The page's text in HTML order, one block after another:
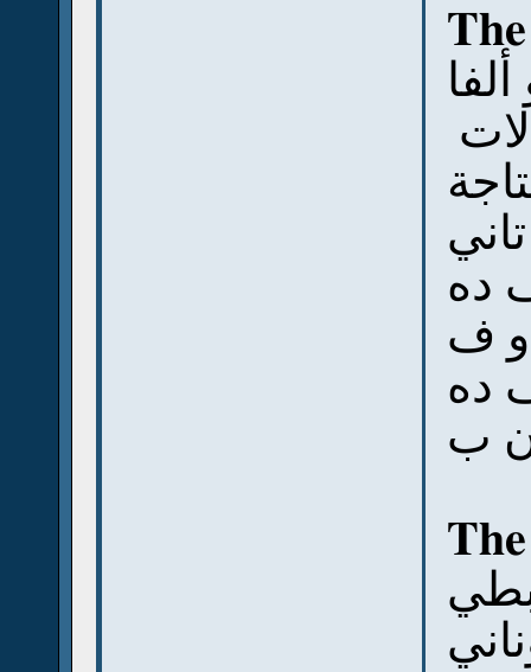
ده
ف
ده
ب